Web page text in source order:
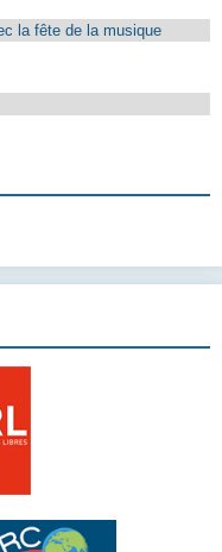
la fête de la musique